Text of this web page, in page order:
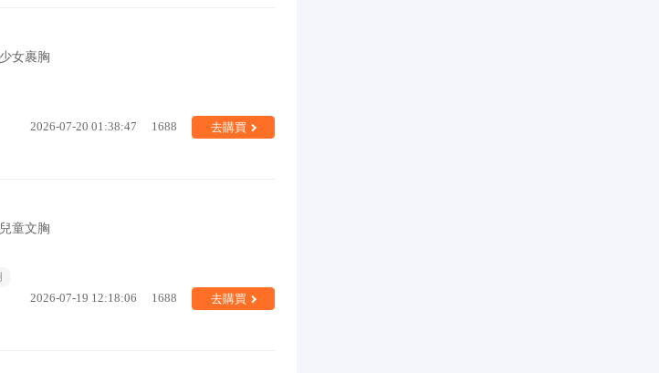
女裹胸
2026-07-20 01:38:47 1688 去購買
童文胸
2026-07-19 12:18:06 1688 去購買